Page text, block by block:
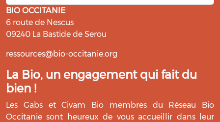
BIO OCCITANIE
6 route de Nescus
09240 La Bastide de Serou
ressources@bio-occitanie.org
La Bio, un engagement qui fait du
bien !
Les Gabs et Civam Bio membres du Réseau Bio
Occitanie sont heureux de vous accueillir dans leur